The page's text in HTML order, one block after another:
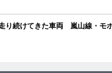
り続けてきた車両 嵐山線・モ